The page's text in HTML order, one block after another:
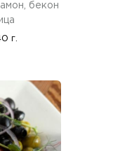
бекон
г.